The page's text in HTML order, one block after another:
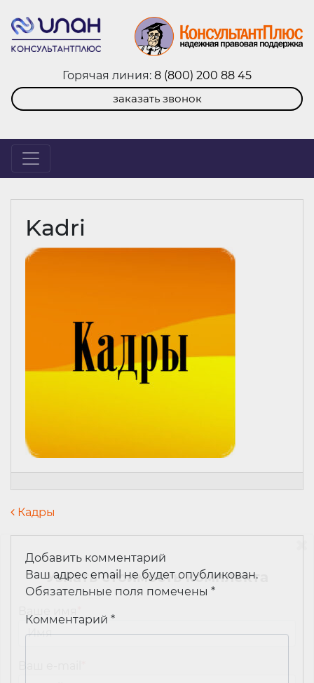
Горячая линия: 8 (800) 200 88 45
заказать звонок
Kadri
Навигация по записям
Кадры
Добавить комментарий
Ваш адрес email не будет опубликован.
Обязательные поля помечены *
Комментарий *
Узнать стоимость комплекта